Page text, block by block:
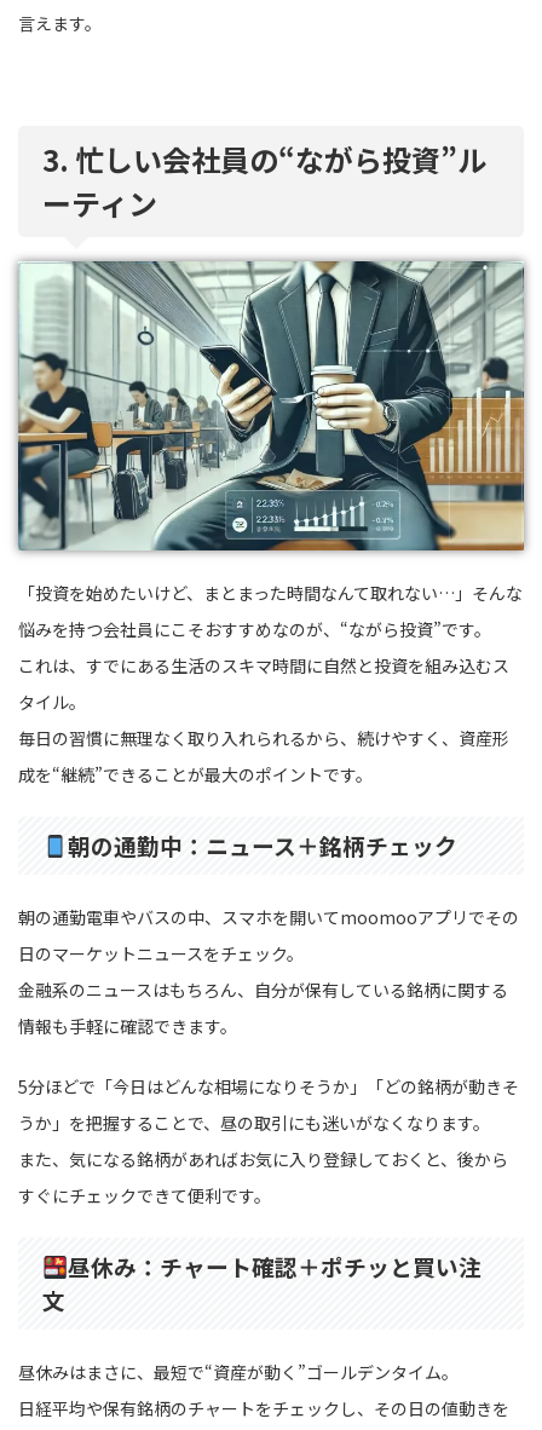
言えます。
3. 忙しい会社員の“ながら投資”ル
ーティン
「投資を始めたいけど、まとまった時間なんて取れない…」そんな
悩みを持つ会社員にこそおすすめなのが、“ながら投資”です。
これは、すでにある生活のスキマ時間に自然と投資を組み込むス
タイル。
毎日の習慣に無理なく取り入れられるから、続けやすく、資産形
成を“継続”できることが最大のポイントです。
朝の通勤中：ニュース＋銘柄チェック
朝の通勤電車やバスの中、スマホを開いてmoomooアプリでその
日のマーケットニュースをチェック。
金融系のニュースはもちろん、自分が保有している銘柄に関する
情報も手軽に確認できます。
5分ほどで「今日はどんな相場になりそうか」「どの銘柄が動きそ
うか」を把握することで、昼の取引にも迷いがなくなります。
また、気になる銘柄があればお気に入り登録しておくと、後から
すぐにチェックできて便利です。
昼休み：チャート確認＋ポチッと買い注
文
昼休みはまさに、最短で“資産が動く”ゴールデンタイム。
日経平均や保有銘柄のチャートをチェックし、その日の値動きを